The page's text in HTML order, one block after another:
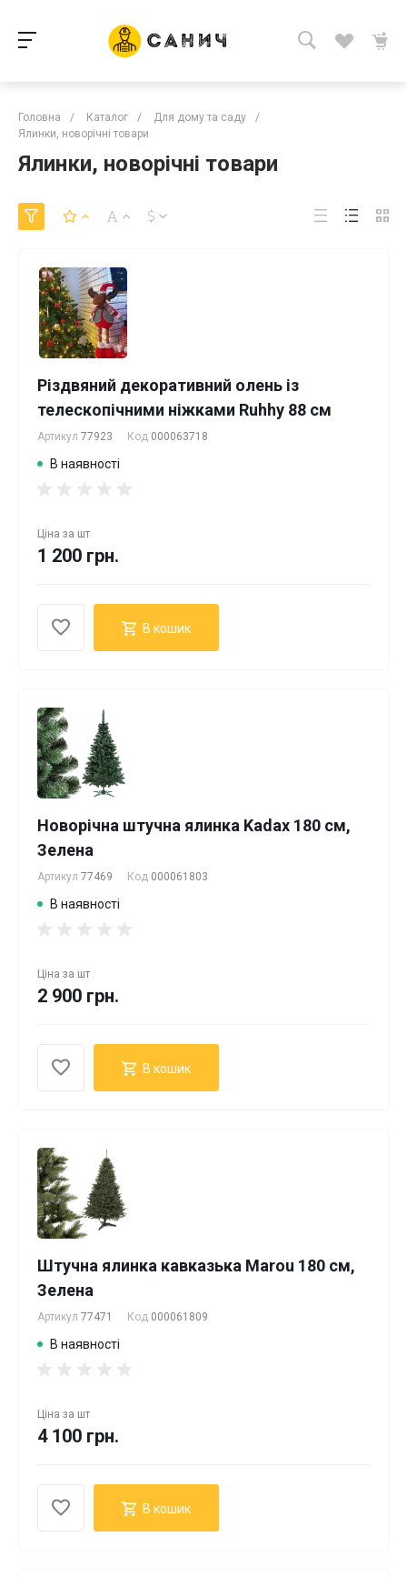
Головна / Каталог / Для дому та саду
/
Ялинки, новорічні товари
Ялинки, новорічні товари
Різдвяний декоративний олень із
телескопічними ніжками Ruhhy 88 см
Артикул 77923 Код 000063718
В наявності
Ціна за шт
1 200 грн.
В кошик
Новорічна штучна ялинка Kadax 180 см,
Зелена
Артикул 77469 Код 000061803
В наявності
Ціна за шт
2 900 грн.
В кошик
Штучна ялинка кавказька Marou 180 см,
Зелена
Артикул 77471 Код 000061809
В наявності
Ціна за шт
4 100 грн.
В кошик